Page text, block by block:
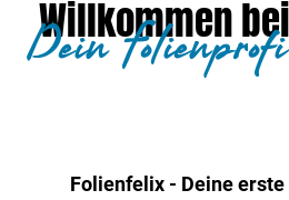
Willkommen
Dein
Folienfelix - Deine